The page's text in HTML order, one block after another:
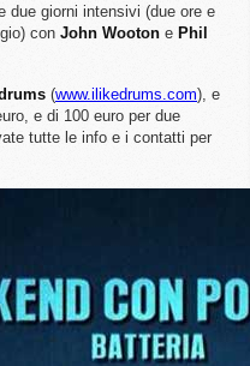
due giorni intensivi (due ore e
con John Wooton e Phil
(www.ilikedrums.com), e
e di 100 euro per due
tutte le info e i contatti per